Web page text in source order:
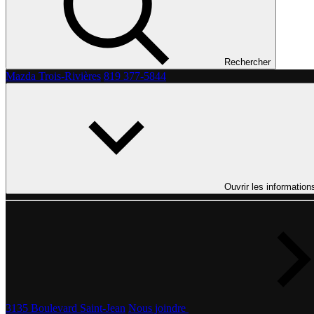
Rechercher
Mazda Trois-Rivières 819 377-5844
Ouvrir les
3135 Boulevard Saint-Jean Nous joindre